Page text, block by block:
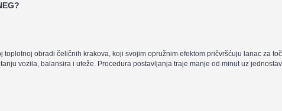
obradi čeličnih krakova, koji svojim opružnim efektom pričvršćuju lanac za
vozila, balansira i uteže. Procedura postavljanja traje manje od minut uz